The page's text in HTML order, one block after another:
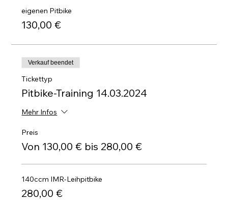
eigenen Pitbike
130,00 €
Verkauf beendet
Tickettyp
Pitbike-Training 14.03.2024
Mehr Infos
Preis
Von 130,00 € bis 280,00 €
140ccm IMR-Leihpitbike
280,00 €